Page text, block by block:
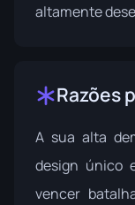
altamente
Razões
A sua alta
design único
vencer